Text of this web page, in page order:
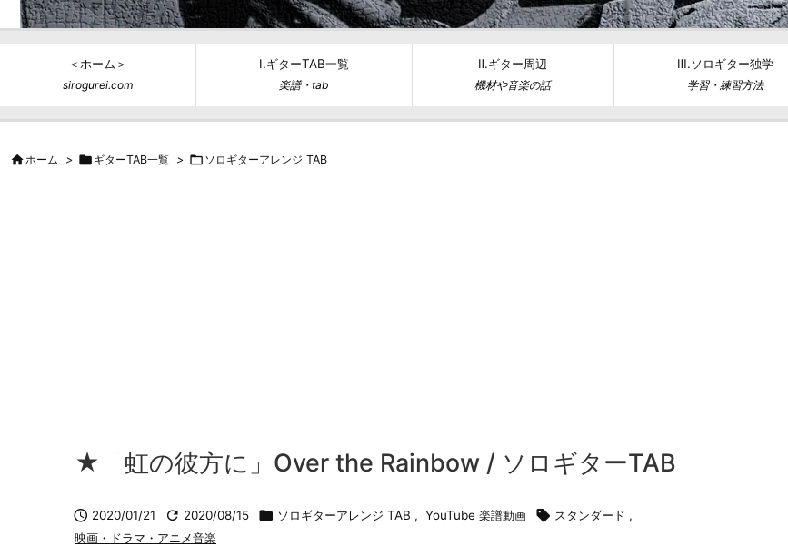
＜ホーム＞
sirogurei.com
Ⅰ.ギターTAB一覧
楽譜・tab
Ⅱ.ギター周辺
機材や音楽の話
Ⅲ.ソロギター独学
学習・練習方法
 ホーム >  ギターTAB一覧 >  ソロギターアレンジ TAB
★「虹の彼方に」Over the Rainbow / ソロギターTAB
 2020/01/21  2020/08/15  ソロギターアレンジ TAB , YouTube 楽譜動画  スタンダード ,
映画・ドラマ・アニメ音楽